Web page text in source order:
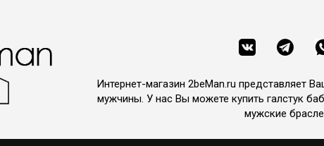
Интернет-магазин 2beMan.ru представляет
мужчины. У нас Вы можете купить галстук
мужские